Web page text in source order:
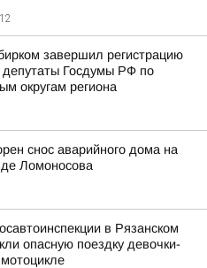
завершил регистрацию
депутаты Госдумы РФ по
округам региона
снос аварийного дома на
Ломоносова
в Рязанском
опасную поездку девочки-